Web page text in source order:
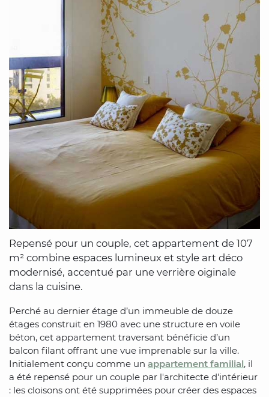
Repensé pour un couple, cet appartement de 107
m² combine espaces lumineux et style art déco
modernisé, accentué par une verrière oiginale
dans la cuisine.
Perché au dernier étage d’un immeuble de douze
étages construit en 1980 avec une structure en voile
béton, cet appartement traversant bénéficie d’un
balcon filant offrant une vue imprenable sur la ville.
Initialement conçu comme un appartement familial, il
a été repensé pour un couple par l'architecte d'intérieur
: les cloisons ont été supprimées pour créer des espaces